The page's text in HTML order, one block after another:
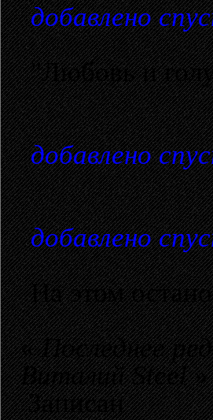
добавлено
"Любовь и
добавлено
добавлено
На этом
«Последнее
Виталий Steel»
Записан